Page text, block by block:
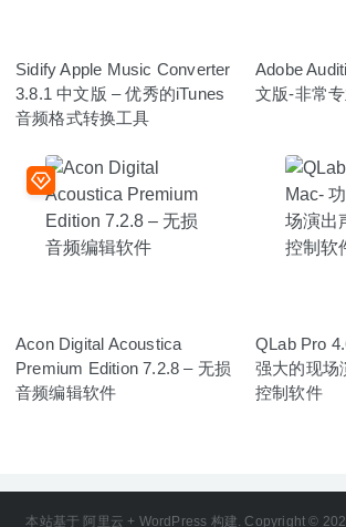
Sidify Apple Music Converter
3.8.1 中文版 – 优秀的iTunes
音频格式转换工具
Adobe
文版-非常
Acon Digital Acoustica
Premium Edition 7.2.8 – 无损
音频编辑软件
QLab Pro
强大的现场
控制软件
本站基于 阿里云 + WordPress 构建. Copyright ©